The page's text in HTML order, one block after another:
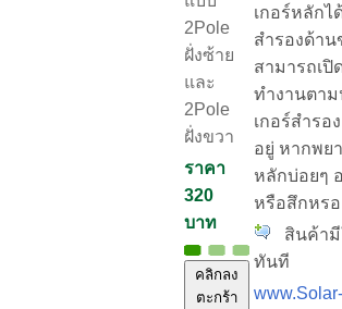
2Pole
ฝั่งซ้าย
และ
2Pole
ฝั่งขวา
ราคา
320
บาท
คลิกลง
ตะกร้า
เกอร์หลักไ
สำรองด้าน
สามารถเปิ
ทำงานตา
เกอร์สำรอ
อยู่ หากพย
หลักบ่อยๆ
หรือสึกหรอ
สินค้ามี
ทันที
www.Solar-